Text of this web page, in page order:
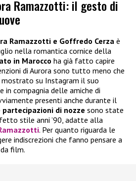
Ramazzotti: il gesto di
Ramazzotti e Goffredo Cerza è
nella romantica cornice della
in Marocco ha già fatto capire
di Aurora sono tutto meno che
mostrato su Instagram il suo
in compagnia delle amiche di
presenti anche durante il
partecipazioni di nozze sono state
stile anni ’90, adatte alla
. Per quanto riguarda le
indiscrezioni che fanno pensare a
film.